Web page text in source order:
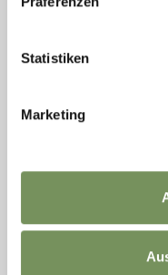
Statistiken
Marketing
complesso sportivo
T+39 0473 234619
LEGGI DI PIÙ